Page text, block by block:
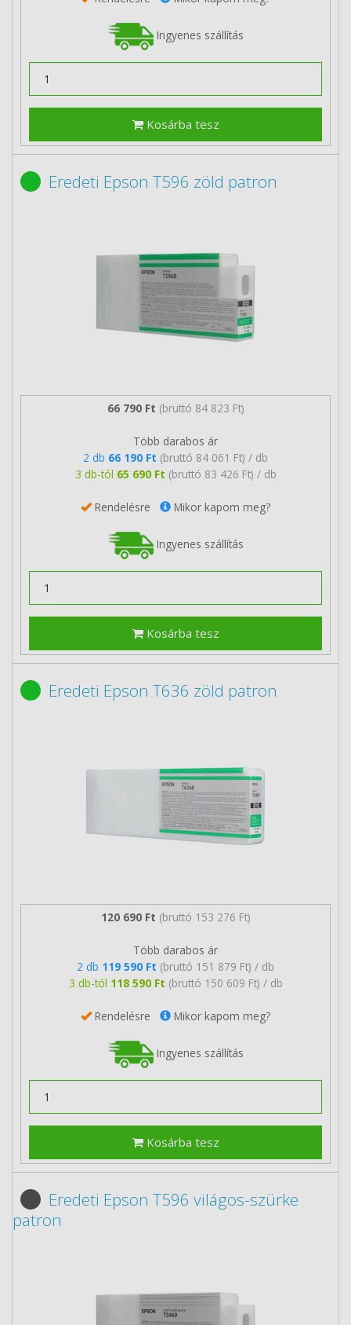
Ingyenes szállítás
Kosárba tesz
Eredeti Epson T596 zöld patron
66 790 Ft (bruttó 84 823 Ft)
Több darabos ár
2 db 66 190 Ft (bruttó 84 061 Ft) / db
3 db-tól 65 690 Ft (bruttó 83 426 Ft) / db
Rendelésre Mikor kapom meg?
Ingyenes szállítás
Kosárba tesz
Eredeti Epson T636 zöld patron
120 690 Ft (bruttó 153 276 Ft)
Több darabos ár
2 db 119 590 Ft (bruttó 151 879 Ft) / db
3 db-tól 118 590 Ft (bruttó 150 609 Ft) / db
Rendelésre Mikor kapom meg?
Ingyenes szállítás
Kosárba tesz
Eredeti Epson T596 világos-szürke
patron